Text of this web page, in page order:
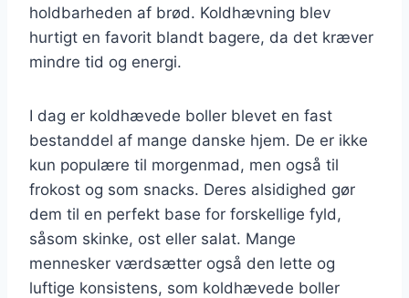
holdbarheden af brød. Koldhævning blev
hurtigt en favorit blandt bagere, da det kræver
mindre tid og energi.
I dag er koldhævede boller blevet en fast
bestanddel af mange danske hjem. De er ikke
kun populære til morgenmad, men også til
frokost og som snacks. Deres alsidighed gør
dem til en perfekt base for forskellige fyld,
såsom skinke, ost eller salat. Mange
mennesker værdsætter også den lette og
luftige konsistens, som koldhævede boller